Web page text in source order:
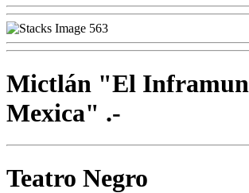
Mictlán "El
Mexica" .-
Teatro Negro